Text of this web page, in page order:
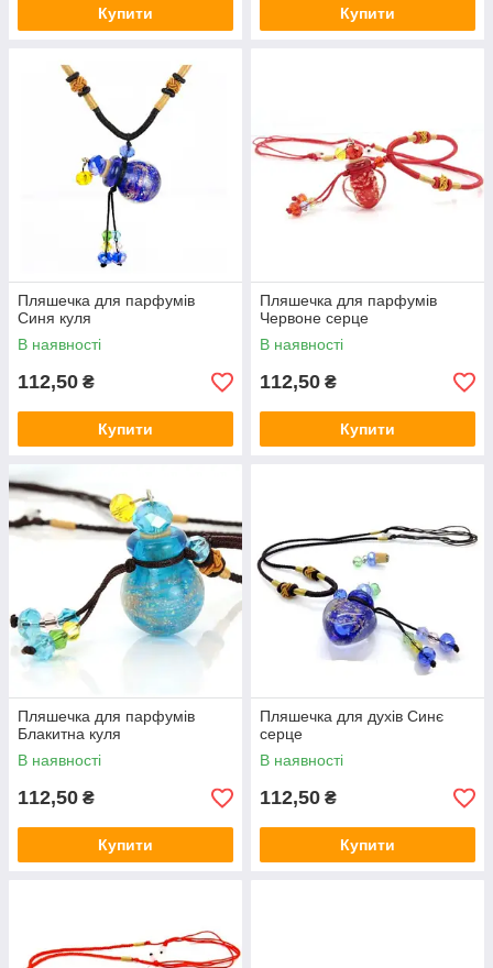
Купити Купити
Пляшечка для парфумів
Синя куля
В наявності
112,50 ₴
Купити
Пляшечка для парфумів
Червоне серце
В наявності
112,50 ₴
Купити
Пляшечка для парфумів
Блакитна куля
В наявності
112,50 ₴
Купити
Пляшечка для духів Синє
серце
В наявності
112,50 ₴
Купити